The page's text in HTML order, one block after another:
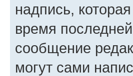
надпись,
время
сообщение
могут сами